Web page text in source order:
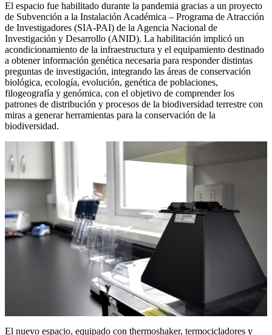
El espacio fue habilitado durante la pandemia gracias a un proyecto
de Subvención a la Instalación Académica – Programa de Atracción
de Investigadores (SIA-PAI) de la Agencia Nacional de
Investigación y Desarrollo (ANID). La habilitación implicó un
acondicionamiento de la infraestructura y el equipamiento destinado
a obtener información genética necesaria para responder distintas
preguntas de investigación, integrando las áreas de conservación
biológica, ecología, evolución, genética de poblaciones,
filogeografía y genómica, con el objetivo de comprender los
patrones de distribución y procesos de la biodiversidad terrestre con
miras a generar herramientas para la conservación de la
biodiversidad.
El nuevo espacio, equipado con thermoshaker, termocicladores y